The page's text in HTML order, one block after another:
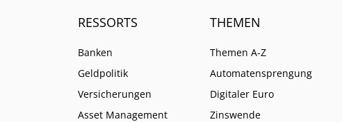
RESSORTS
Banken
Geldpolitik
Versicherungen
Asset Management
THEMEN
Themen A-Z
Automatensprengung
Digitaler Euro
Zinswende